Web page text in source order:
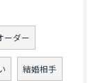
ーダー
結婚相手